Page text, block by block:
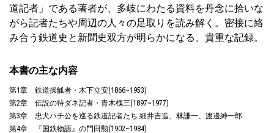
道記者」である著者が、多岐にわたる資料を丹念に拾いな
がら記者たちや周辺の人々の足取りを読み解く。密接に絡
み合う鉄道史と新聞史双方が明らかになる、貴重な記録。
本書の主な内容
第1章 鉄道操觚者・木下立安(1866~1953)
第2章 伝説の特ダネ記者・青木槐三(1897~1977)
第3章 忠犬ハチ公を巡る鉄道記者たち 細井吉造、林謙一、渡邊紳一郎
第4章 『国鉄物語』の門田勲(1902~1984)